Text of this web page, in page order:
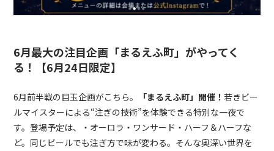
6月最大の注目企画「まるえふ町」がやってく
る！【6月24日限定】
6月前半戦の目玉企画がこちら。 「まるえふ町」開催！若きビー
ルマイスターによる“注ぎの技術”を体験できる特別な一夜で
す。登場予定は、・オーロラ・ワンサード・ハーフ＆ハーフな
ど。同じビールでも注ぎ方で味が変わる。そんな奥深い世界を